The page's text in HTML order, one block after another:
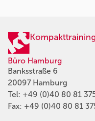
Büro Hamburg
Banksstraße 6
20097 Hamburg
Tel: +49 (0)40 80 81
Fax: +49 (0)40 80 81